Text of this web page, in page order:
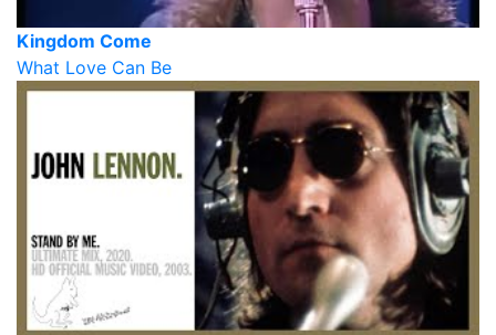
Kingdom Come
What Love Can Be